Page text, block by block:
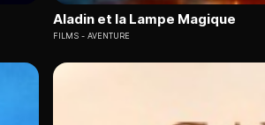
Aladin et la Lampe Magique
FILMS AVENTURE